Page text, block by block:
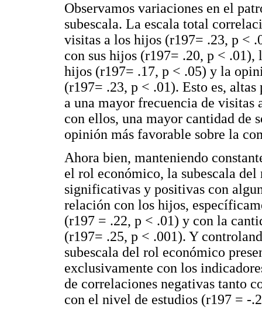
Observamos variaciones en el
subescala. La escala total
visitas a los hijos (r197= .23, p <
con sus hijos (r197= .20, p < .01),
hijos (r197= .17, p < .05) y la
(r197= .23, p < .01). Esto es,
a una mayor frecuencia de visitas
con ellos, una mayor cantidad de
opinión más favorable sobre la
Ahora bien, manteniendo
el rol económico, la subescala
significativas y positivas con
relación con los hijos,
(r197 = .22, p < .01) y con la
(r197= .25, p < .001). Y
subescala del rol económico
exclusivamente con los
de correlaciones negativas tanto
con el nivel de estudios (r197 = -